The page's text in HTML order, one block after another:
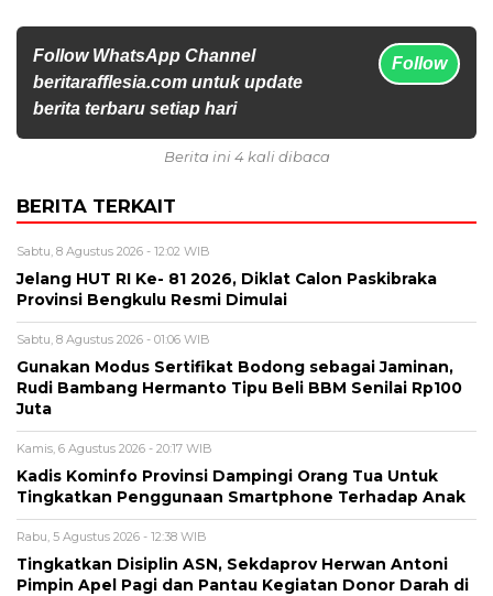
Follow WhatsApp Channel
beritarafflesia.com untuk update
berita terbaru setiap hari
Follow
Berita ini 4 kali dibaca
BERITA TERKAIT
Sabtu, 8 Agustus 2026 - 12:02 WIB
Jelang HUT RI Ke- 81 2026, Diklat Calon Paskibraka
Provinsi Bengkulu Resmi Dimulai
Sabtu, 8 Agustus 2026 - 01:06 WIB
Gunakan Modus Sertifikat Bodong sebagai Jaminan,
Rudi Bambang Hermanto Tipu Beli BBM Senilai Rp100
Juta
Kamis, 6 Agustus 2026 - 20:17 WIB
Kadis Kominfo Provinsi Dampingi Orang Tua Untuk
Tingkatkan Penggunaan Smartphone Terhadap Anak
Rabu, 5 Agustus 2026 - 12:38 WIB
Tingkatkan Disiplin ASN, Sekdaprov Herwan Antoni
Pimpin Apel Pagi dan Pantau Kegiatan Donor Darah di